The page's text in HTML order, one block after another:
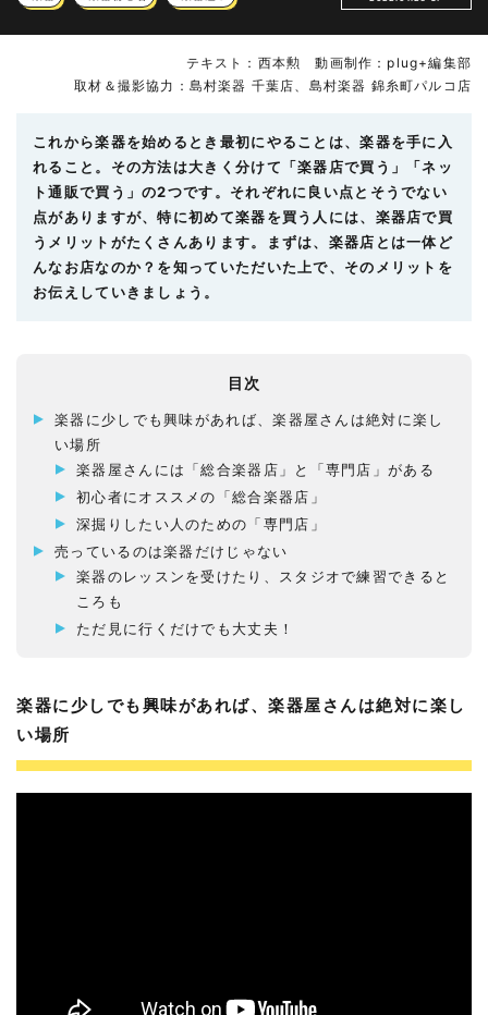
テキスト：西本勲 動画制作：plug+編集部
取材＆撮影協力：島村楽器 千葉店、島村楽器 錦糸町パルコ店
これから楽器を始めるとき最初にやることは、楽器を手に入
れること。その方法は大きく分けて「楽器店で買う」「ネッ
ト通販で買う」の2つです。それぞれに良い点とそうでない
点がありますが、特に初めて楽器を買う人には、楽器店で買
うメリットがたくさんあります。まずは、楽器店とは一体ど
んなお店なのか？を知っていただいた上で、そのメリットを
お伝えしていきましょう。
目次
楽器に少しでも興味があれば、楽器屋さんは絶対に楽し
い場所
楽器屋さんには「総合楽器店」と「専門店」がある
初心者にオススメの「総合楽器店」
深掘りしたい人のための「専門店」
売っているのは楽器だけじゃない
楽器のレッスンを受けたり、スタジオで練習できると
ころも
ただ見に行くだけでも大丈夫！
楽器に少しでも興味があれば、楽器屋さんは絶対に楽し
い場所